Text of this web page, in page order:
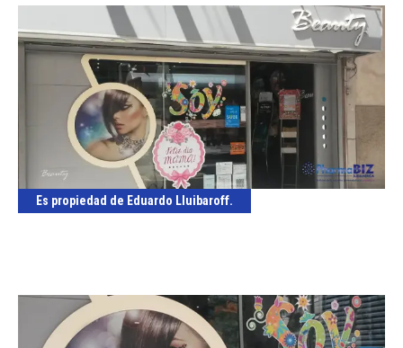
Es propiedad de Eduardo Lluibaroff.